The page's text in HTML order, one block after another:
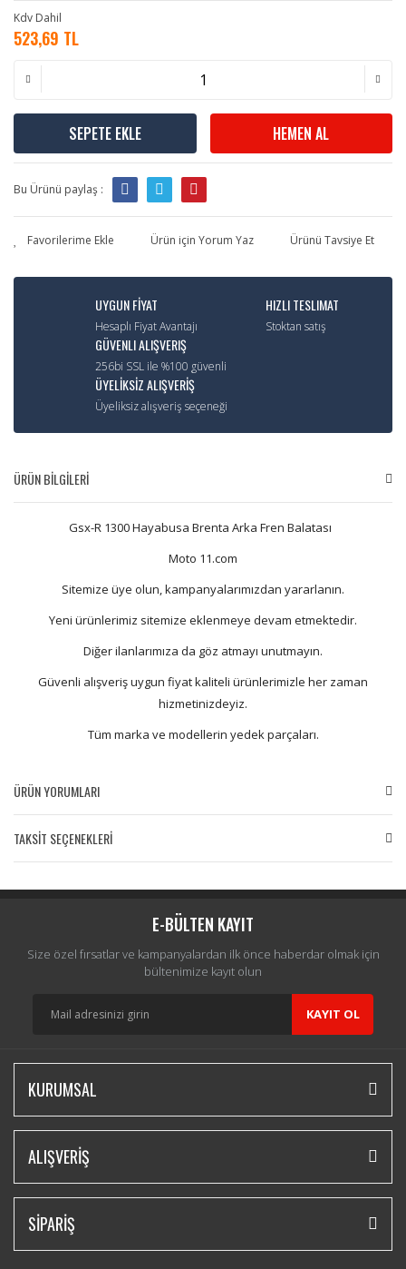
Kdv Dahil
523,69 TL
SEPETE EKLE HEMEN AL
Bu Ürünü paylaş :
Ürün için Yorum Yaz Ürünü Tavsiye Et
UYGUN FİYAT
Hesaplı Fiyat Avantajı
HIZLI TESLIMAT
Stoktan satış
GÜVENLI ALIŞVERIŞ
256bi SSL ile %100 güvenli
ÜYELİKSİZ ALIŞVERİŞ
Üyeliksiz alışveriş seçeneği
ÜRÜN BİLGİLERİ
Gsx-R 1300 Hayabusa Brenta Arka Fren Balatası
Moto 11.com
Sitemize üye olun, kampanyalarımızdan yararlanın.
Yeni ürünlerimiz sitemize eklenmeye devam etmektedir.
Diğer ilanlarımıza da göz atmayı unutmayın.
Güvenli alışveriş uygun fiyat kaliteli ürünlerimizle her zaman
hizmetinizdeyiz.
Tüm marka ve modellerin yedek parçaları.
ÜRÜN YORUMLARI
Yorum Yaz
TAKSİT SEÇENEKLERİ
E-BÜLTEN KAYIT
Size özel fırsatlar ve kampanyalardan ilk önce haberdar olmak için
bültenimize kayıt olun
KAYIT OL
KURUMSAL
ALIŞVERİŞ
SİPARİŞ